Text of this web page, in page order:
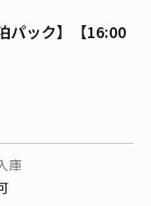
パック】【16:00
庫